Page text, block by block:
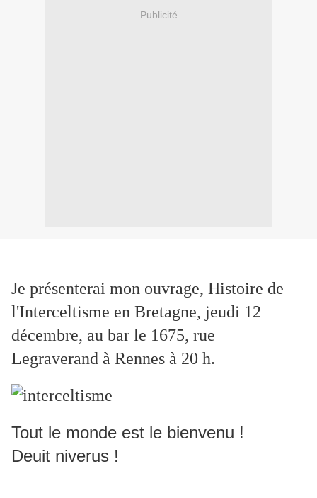
Publicité
Je présenterai mon ouvrage, Histoire de
l'Interceltisme en Bretagne, jeudi 12
décembre, au bar le 1675, rue
Legraverand à Rennes à 20 h.
Tout le monde est le bienvenu !
Deuit niverus !